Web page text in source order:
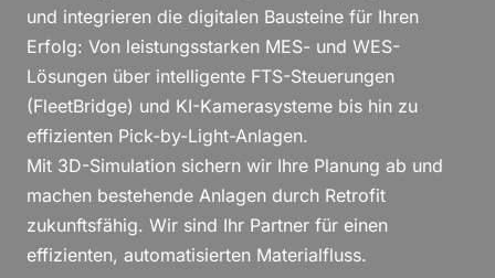
und integrieren die digitalen Bausteine für Ihren
Erfolg: Von leistungsstarken MES- und WES-
Lösungen über intelligente FTS-Steuerungen
(FleetBridge) und KI-Kamerasysteme bis hin zu
effizienten Pick-by-Light-Anlagen.
Mit 3D-Simulation sichern wir Ihre Planung ab und
machen bestehende Anlagen durch Retrofit
zukunftsfähig. Wir sind Ihr Partner für einen
effizienten, automatisierten Materialfluss.